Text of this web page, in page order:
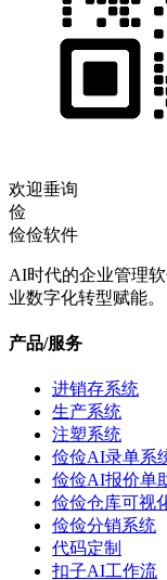
欢迎垂询
俭
俭俭软件
AI时代的企业管理
业数字化转型赋能。
产品/服务
进销存系统
生产系统
注塑系统
俭俭AI录单系
俭俭AI报价单
俭俭仓库可视
俭俭分销系统
代码定制
扣子AI工作流